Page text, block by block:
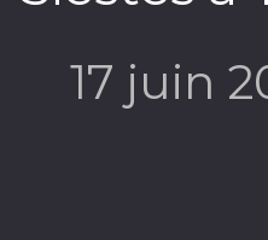
17 juin